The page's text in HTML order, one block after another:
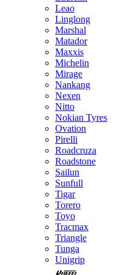
Leao
Linglong
Marshal
Matador
Maxxis
Michelin
Mirage
Nankang
Nexen
Nitto
Nokian Tyres
Ovation
Pirelli
Roadcruza
Roadstone
Sailun
Sunfull
Tigar
Torero
Toyo
Tracmax
Triangle
Tunga
Unigrip